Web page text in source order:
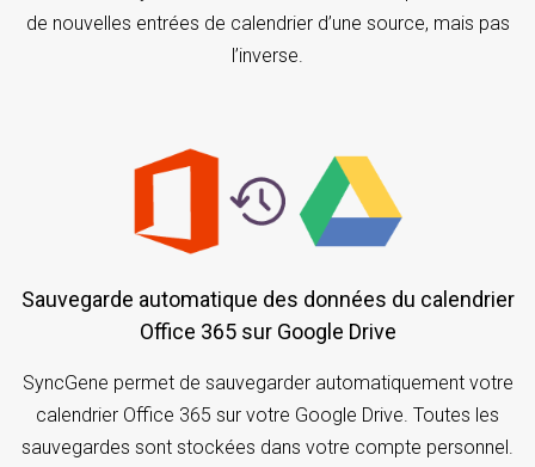
de nouvelles entrées de calendrier d’une source, mais pas
l’inverse.
Sauvegarde automatique des données du calendrier
Office 365 sur Google Drive
SyncGene permet de sauvegarder automatiquement votre
calendrier Office 365 sur votre Google Drive. Toutes les
sauvegardes sont stockées dans votre compte personnel.